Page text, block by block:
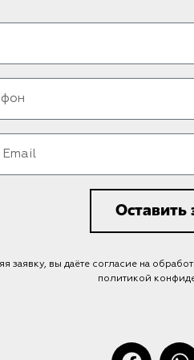
Оставить
заявку, вы даёте согласие на
политикой